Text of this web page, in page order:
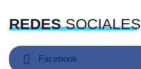
REDESSOCIALES
Facebook